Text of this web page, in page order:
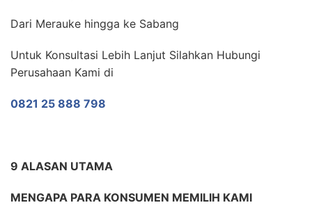
Dari Merauke hingga ke Sabang
Untuk Konsultasi Lebih Lanjut Silahkan Hubungi
Perusahaan Kami di
0821 25 888 798
9 ALASAN UTAMA
MENGAPA PARA KONSUMEN MEMILIH KAMI